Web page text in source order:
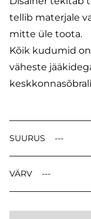
tellib materjale
mitte üle toota.
Kõik kudumid
väheste
SUURUS
VÄRV